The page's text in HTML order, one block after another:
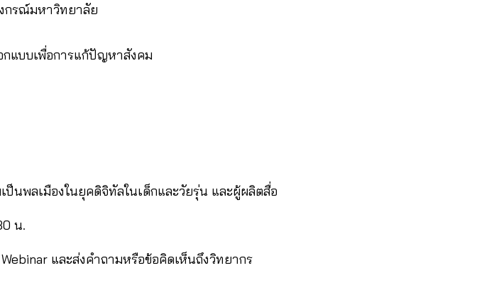
กรณ์มหาวิทยาลัย
กแบบเพื่อการแก้ปัญหาสังคม
ป็นพลเมืองในยุคดิจิทัลในเด็กและวัยรุ่น และผู้ผลิตสื่อ
น.
และส่งคำถามหรือข้อคิดเห็นถึงวิทยากร